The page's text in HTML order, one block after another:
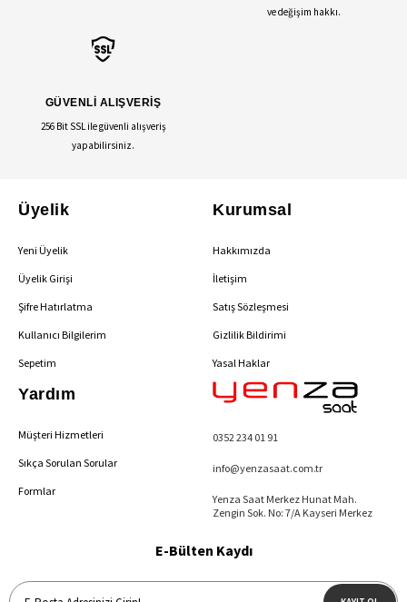
ve değişim hakkı.
GÜVENLİ ALIŞVERİŞ
256 Bit SSL ile güvenli alışveriş
yapabilirsiniz.
Üyelik
Yeni Üyelik
Üyelik Girişi
Şifre Hatırlatma
Kullanıcı Bilgilerim
Sepetim
Kurumsal
Hakkımızda
İletişim
Satış Sözleşmesi
Gizlilik Bildirimi
Yasal Haklar
Yardım
Müşteri Hizmetleri
Sıkça Sorulan Sorular
Formlar
0352 234 01 91
info@yenzasaat.com.tr
Yenza Saat Merkez Hunat Mah.
Zengin Sok. No: 7/A Kayseri Merkez
E-Bülten Kaydı